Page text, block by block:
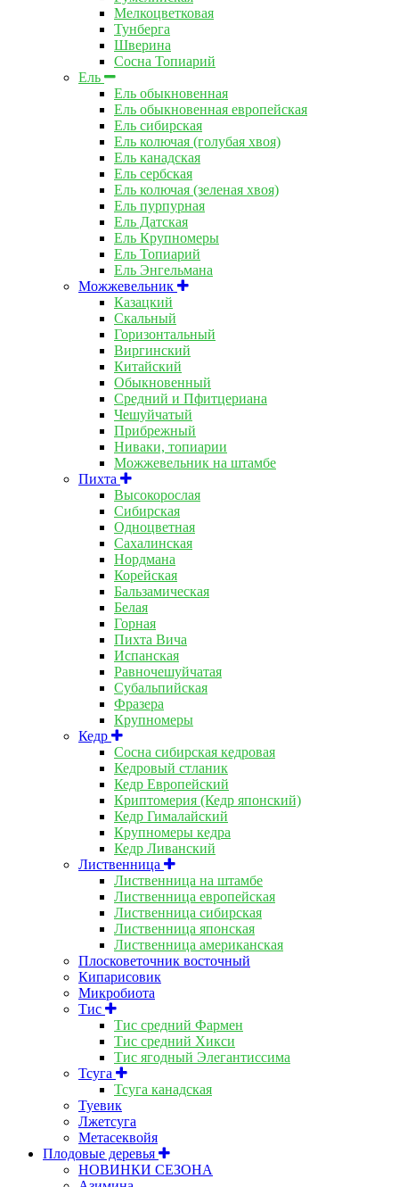
Мелкоцветковая
Тунберга
Шверина
Сосна Топиарий
Ель
Ель обыкновенная
Ель обыкновенная европейская
Ель сибирская
Ель колючая (голубая хвоя)
Ель канадская
Ель сербская
Ель колючая (зеленая хвоя)
Ель пурпурная
Ель Датская
Ель Крупномеры
Ель Топиарий
Ель Энгельмана
Можжевельник
Казацкий
Скальный
Горизонтальный
Виргинский
Китайский
Обыкновенный
Средний и Пфитцериана
Чешуйчатый
Прибрежный
Ниваки, топиарии
Можжевельник на штамбе
Пихта
Высокорослая
Сибирская
Одноцветная
Сахалинская
Нордмана
Корейская
Бальзамическая
Белая
Горная
Пихта Вича
Испанская
Равночешуйчатая
Субальпийская
Фразера
Крупномеры
Кедр
Сосна сибирская кедровая
Кедровый стланик
Кедр Европейский
Криптомерия (Кедр японский)
Кедр Гималайский
Крупномеры кедра
Кедр Ливанский
Лиственница
Лиственница на штамбе
Лиственница европейская
Лиственница сибирская
Лиственница японская
Лиственница американская
Плосковеточник восточный
Кипарисовик
Микробиота
Тис
Тис средний Фармен
Тис средний Хикси
Тис ягодный Элегантиссима
Тсуга
Тсуга канадская
Туевик
Лжетсуга
Метасеквойя
Плодовые деревья
НОВИНКИ СЕЗОНА